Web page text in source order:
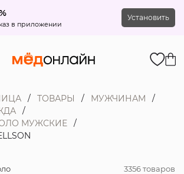
в приложении
Установить
ТОВАРЫ
МУЖЧИНАМ
МУЖСКИЕ
3356 товаров